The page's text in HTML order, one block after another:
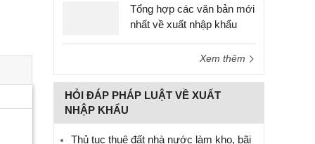
Tổng hợp các văn bản mới
nhất về xuất nhập khẩu
Xem thêm
HỎI ĐÁP PHÁP LUẬT VỀ XUẤT
NHẬP KHẨU
Thủ tục thuê đất nhà nước làm kho, bãi